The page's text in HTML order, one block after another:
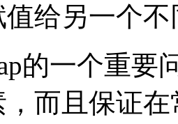
给另一个
的一个重要
，而且保证